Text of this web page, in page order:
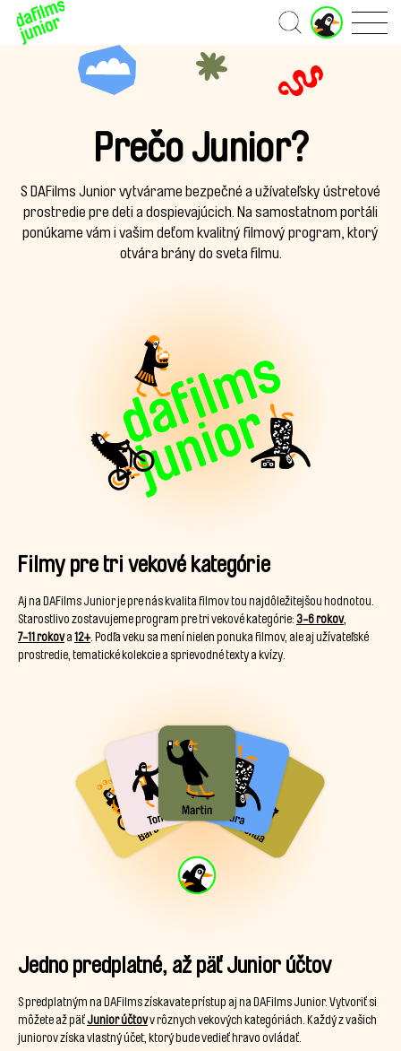
Domov
J
u
Prečo Junior?
S DAFilms Junior vytvárame bezpečné a užívateľsky ústretové
prostredie pre deti a dospievajúcich. Na samostatnom portáli
ponúkame vám i vašim deťom kvalitný filmový program, ktorý
otvára brány do sveta filmu.
Filmy pre tri vekové kategórie
Aj na DAFilms Junior je pre nás kvalita filmov tou najdôležitejšou hodnotou.
Starostlivo zostavujeme program pre tri vekové kategórie: 3-6 rokov,
7-11 rokova 12+. Podľa veku sa mení nielen ponuka filmov, ale aj užívateľské
prostredie, tematické kolekcie a sprievodné texty a kvízy.
Jedno predplatné, až päť Junior účtov
S predplatným na DAFilms získavate prístup aj na DAFilms Junior. Vytvoriť si
môžete až päť Junior účtovv rôznych vekových kategóriách. Každý z vašich
juniorov získa vlastný účet, ktorý bude vedieť hravo ovládať.